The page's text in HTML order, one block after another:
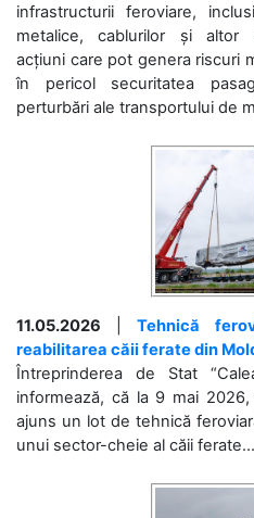
infrastructurii feroviare,
metalice, cablurilor și altor
acțiuni care pot genera riscuri
în pericol securitatea
perturbări ale transportului de
11.05.2026 |Tehnică
reabilitarea căii ferate din
Întreprinderea de Stat
informează, că la 9 mai
ajuns un lot de tehnică
unui sector-cheie al căii